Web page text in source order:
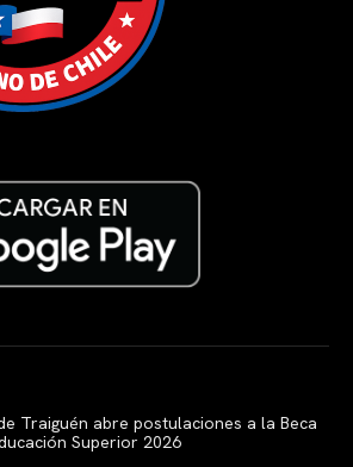
Traiguén abre postulaciones a la Beca
Superior 2026